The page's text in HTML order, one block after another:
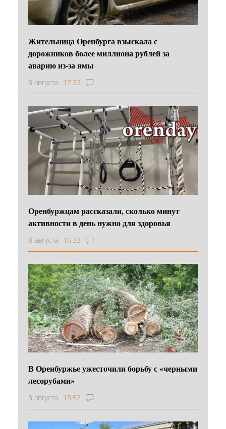
Жительница Оренбурга взыскала с
дорожников более миллиона рублей за
аварию из-за ямы
8 августа 17:32
Оренбуржцам рассказали, сколько минут
активности в день нужно для здоровья
8 августа 16:33
В Оренбуржье ужесточили борьбу с «черными
лесорубами»
8 августа 15:52